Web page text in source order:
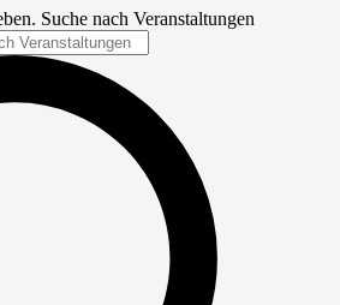
Suche nach Veranstaltungen